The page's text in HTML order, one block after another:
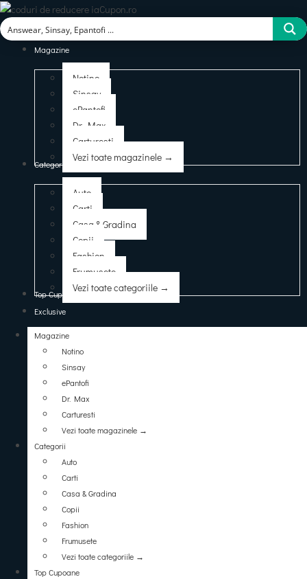
Magazine
Notino
Sinsay
ePantofi
Dr. Max
Carturesti
Vezi toate magazinele →
Categorii
Auto
Carti
Casa & Gradina
Copii
Fashion
Frumusete
Vezi toate categoriile →
Top Cupoane
Exclusive
Magazine
Notino
Sinsay
ePantofi
Dr. Max
Carturesti
Vezi toate magazinele →
Categorii
Auto
Carti
Casa & Gradina
Copii
Fashion
Frumusete
Vezi toate categoriile →
Top Cupoane